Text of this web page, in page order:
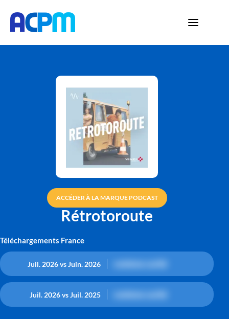
ACCÉDER À LA MARQUE PODCAST
Rétrotoroute
Téléchargements France
Juil. 2026 vs Juin. 2026
Juil. 2026 vs Juil. 2025